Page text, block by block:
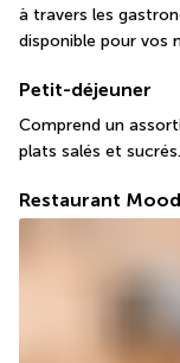
à travers les
disponible pour vos
Petit-déjeuner
Comprend un
plats salés et sucrés.
Restaurant